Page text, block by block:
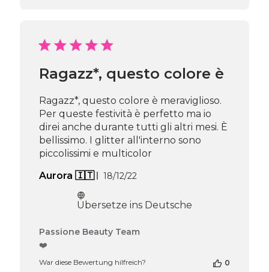
am
Nov
28
2023
Ragazz*, questo colore è
Ragazz*, questo colore è meraviglioso.
Per queste festività è perfetto ma io
direi anche durante tutti gli altri mesi. È
bellissimo. I glitter all'interno sono
piccolissimi e multicolor
Aurora 🇮🇹
Veröffentlichungsdatum
18/12/22
Übersetze ins Deutsche
Kommentare
Inhabers
Passione Beauty Team
❤️
War diese Bewertung hilfreich? 0